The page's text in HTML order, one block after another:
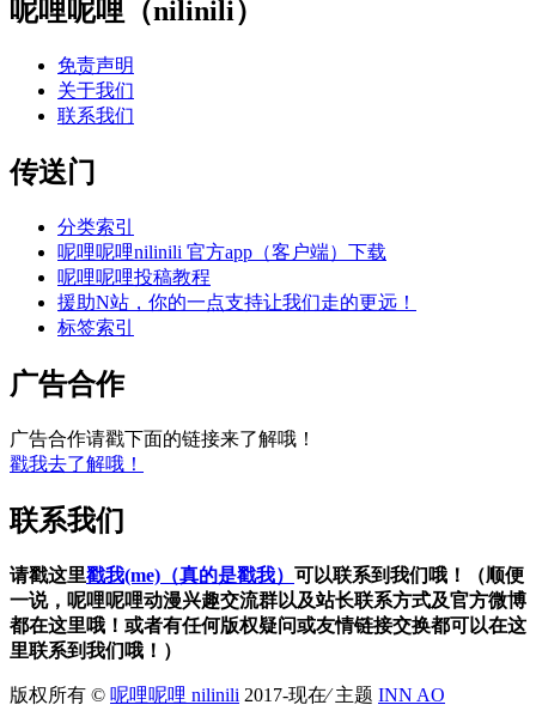
呢哩呢哩（nilinili）
免责声明
关于我们
联系我们
传送门
分类索引
呢哩呢哩nilinili 官方app（客户端）下载
呢哩呢哩投稿教程
援助N站，你的一点支持让我们走的更远！
标签索引
广告合作
广告合作请戳下面的链接来了解哦！
戳我去了解哦！
联系我们
请戳这里戳我(me)（真的是戳我） 可以联系到我们哦！（顺便
一说，呢哩呢哩动漫兴趣交流群以及站长联系方式及官方微博
都在这里哦！或者有任何版权疑问或友情链接交换都可以在这
里联系到我们哦！）
版权所有 © 呢哩呢哩 nilinili 2017-现在⁄ 主题 INN AO